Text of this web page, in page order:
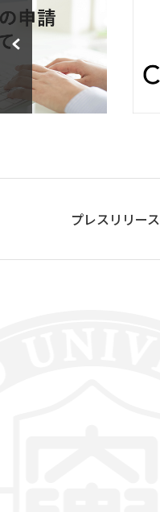
プレスリリース